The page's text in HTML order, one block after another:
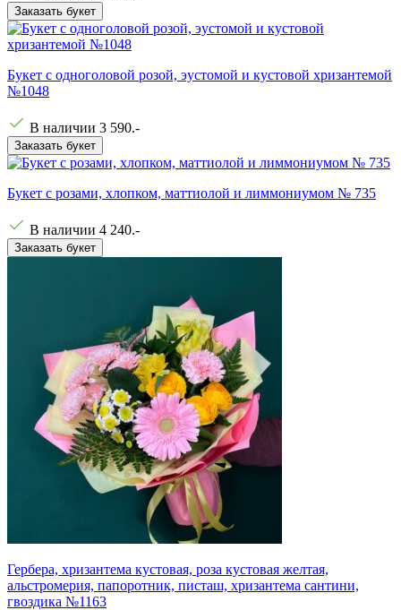
Заказать букет
Букет с одноголовой розой, эустомой и кустовой хризантемой
№1048
В наличии 3 590.-
Заказать букет
Букет с розами, хлопком, маттиолой и лиммониумом № 735
В наличии 4 240.-
Заказать букет
Гербера, хризантема кустовая, роза кустовая желтая,
альстромерия, папоротник, писташ, хризантема сантини,
гвоздика №1163